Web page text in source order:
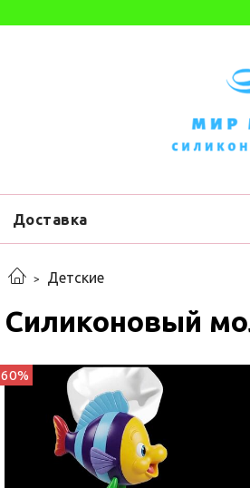
Доставка
Детские
Силиконовый
60%